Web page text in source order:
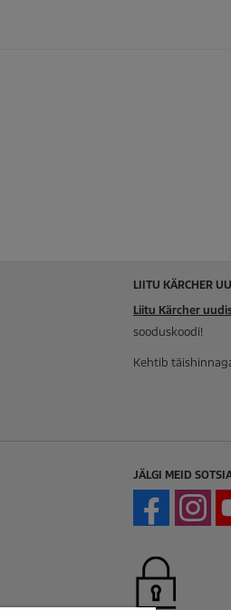
LIITU KÄRCHER
Liitu Kärcher
sooduskoodi!
Kehtib
JÄLGI MEID